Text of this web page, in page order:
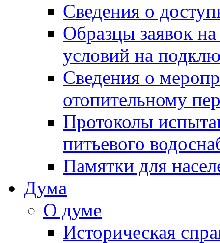
Сведения о
Образцы заявок
условий на
Сведения о
отопительному
Протоколы
питьевого
Памятки для
Дума
О думе
Историческая